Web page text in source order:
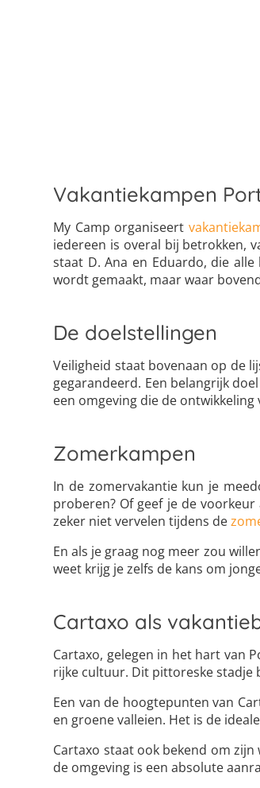
Vakantiekampen
My Camp organiseert
iedereen is overal bij betrokken,
staat D. Ana en Eduardo, die
wordt gemaakt, maar waar
De doelstellingen
Veiligheid staat bovenaan op de
gegarandeerd. Een belangrijk
een omgeving die de
Zomerkampen
In de zomervakantie kun je
proberen? Of geef je de
zeker niet vervelen tijdens de
En als je graag nog meer zou
weet krijg je zelfs de kans om
Cartaxo als
Cartaxo, gelegen in het hart van
rijke cultuur. Dit pittoreske stadje
Een van de hoogtepunten van
en groene valleien. Het is de
Cartaxo staat ook bekend om
de omgeving is een absolute